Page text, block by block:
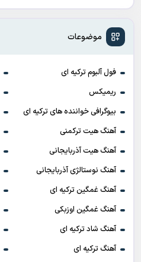
موضوعات
فول آلبوم ترکیه ای
ریمیکس
بیوگرافی خواننده های ترکیه ای
آهنگ هیت ترکمنی
آهنگ هیت آذربایجانی
آهنگ نوستالژی آذربایجانی
آهنگ غمگین ترکیه ای
آهنگ غمگین اوزبکی
آهنگ شاد ترکیه ای
آهنگ ترکیه ای